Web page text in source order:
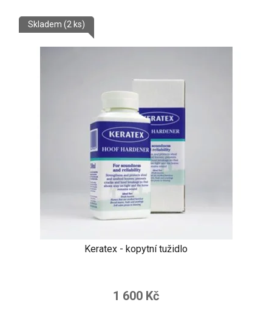
Keratex - kopytní tužidlo
Skladem (2 ks)
1 600 Kč